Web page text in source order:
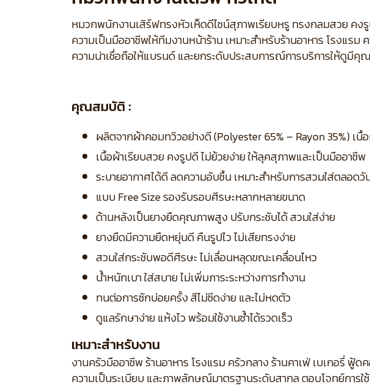
หมวกพนักงานเสิร์ฟทรงหัวเห็ดดีไซน์สุภาพเรียบหรู ทรงกลมสวย คง
ความเป็นมืออาชีพให้ทีมงานหน้าร้าน เหมาะสำหรับร้านอาหาร โรงแร
ความน่าเชื่อถือให้แบรนด์ และยกระดับประสบการณ์การบริการให้ดูมี
คุณสมบัติ :
ผลิตจากผ้าคอมทวิวอย่างดี (Polyester 65% – Rayon 35%) เนื้
เนื้อผ้าเรียบสวย คงรูปดี ไม่ย้วยง่าย ให้ลุคสุภาพและเป็นมืออาชีพ
ระบายอากาศได้ดี ลดความอับชื้น เหมาะสำหรับการสวมใส่ตลอดวั
แบบ Free Size รองรับรอบศีรษะหลากหลายขนาด
ด้านหลังเป็นยางยืดคุณภาพสูง ปรับกระชับได้ สวมใส่ง่าย
ยางยืดมีความยืดหยุ่นดี คืนรูปไว ไม่เสียทรงง่าย
สวมใส่กระชับพอดีศีรษะ ไม่เลื่อนหลุดขณะเคลื่อนไหว
น้ำหนักเบา ใส่สบาย ไม่เพิ่มภาระระหว่างการทำงาน
ทนต่อการซักบ่อยครั้ง สีไม่ซีดง่าย และไม่หดตัว
ดูแลรักษาง่าย แห้งไว พร้อมใช้งานซ้ำได้รวดเร็ว
เหมาะสำหรับงาน
งานครัวมืออาชีพ ร้านอาหาร โรงแรม ครัวกลาง ร้านคาเฟ่ เบเกอรี่ ฟู้
ความเป็นระเบียบ และภาพลักษณ์มาตรฐานระดับสากล ตอบโจทย์การ